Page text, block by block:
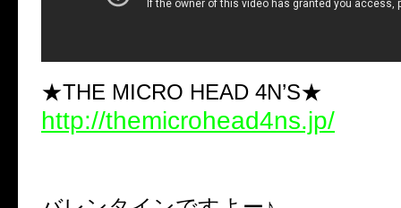
★THE MICRO HEAD 4N’S★
http://themicrohead4ns.jp/